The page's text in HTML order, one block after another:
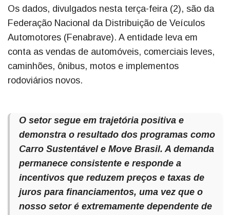
Os dados, divulgados nesta terça-feira (2), são da
Federação Nacional da Distribuição de Veículos
Automotores (Fenabrave). A entidade leva em
conta as vendas de automóveis, comerciais leves,
caminhões, ônibus, motos e implementos
rodoviários novos.
O setor segue em trajetória positiva e
demonstra o resultado dos programas como
Carro Sustentável e Move Brasil. A demanda
permanece consistente e responde a
incentivos que reduzem preços e taxas de
juros para financiamentos, uma vez que o
nosso setor é extremamente dependente de